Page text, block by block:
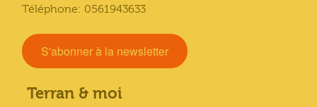
Téléphone: 0561943633
S'abonner à la newsletter
Terran & moi